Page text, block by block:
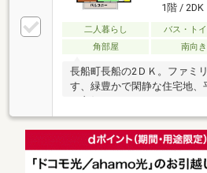
1階 / 2DK
二人暮らし バス・ト
角部屋
南向き
長船町長船の2ＤＫ。ファミ
す、緑豊かで閑静な住宅地、